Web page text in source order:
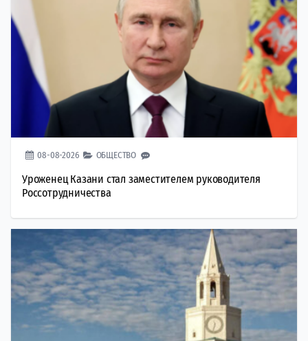
08-08-2026 ОБЩЕСТВО
Уроженец Казани стал заместителем руководителя
Россотрудничества